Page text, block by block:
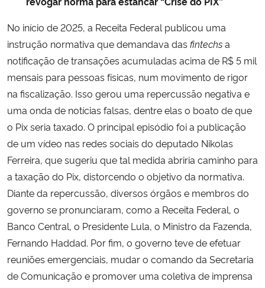
Banco Central do Brasil
No início de 2025, a Receita Federal publicou uma
instrução normativa que demandava das fintechsa
notificação de transações acumuladas acima de R$ 5 mil
mensais para pessoas físicas, num movimento de rigor
na fiscalização. Isso gerou uma repercussão negativa e
uma onda de notícias falsas, dentre elas o boato de que
o Pix seria taxado. O principal episódio foi a publicação
de um vídeo nas redes sociais do deputado Nikolas
Ferreira, que sugeriu que tal medida abriria caminho para
a taxação do Pix, distorcendo o objetivo da normativa.
Diante da repercussão, diversos órgãos e membros do
governo se pronunciaram, como a Receita Federal, o
Banco Central, o Presidente Lula, o Ministro da Fazenda,
Fernando Haddad. Por fim, o governo teve de efetuar
reuniões emergenciais, mudar o comando da Secretaria
de Comunicação e promover uma coletiva de imprensa